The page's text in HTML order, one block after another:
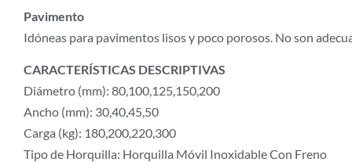
Pavimento
Idóneas para pavimentos lisos y poco porosos. No son
CARACTERÍSTICAS DESCRIPTIVAS
Diámetro (mm): 80,100,125,150,200
Ancho (mm): 30,40,45,50
Carga (kg): 180,200,220,300
Tipo de Horquilla: Horquilla Móvil Inoxidable Con Freno